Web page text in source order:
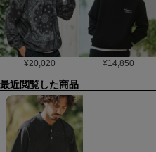
¥20,020 ¥14,850
最近閲覧した商品